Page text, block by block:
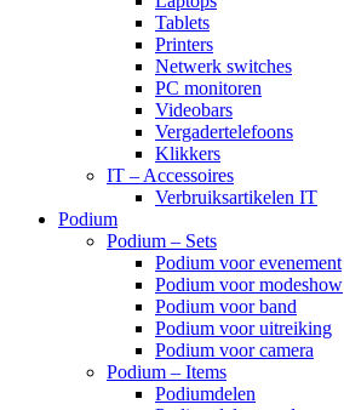
Tablets
Printers
Netwerk switches
PC monitoren
Videobars
Vergadertelefoons
Klikkers
IT – Accessoires
Verbruiksartikelen IT
Podium
Podium – Sets
Podium voor evenement
Podium voor modeshow
Podium voor band
Podium voor uitreiking
Podium voor camera
Podium – Items
Podiumdelen